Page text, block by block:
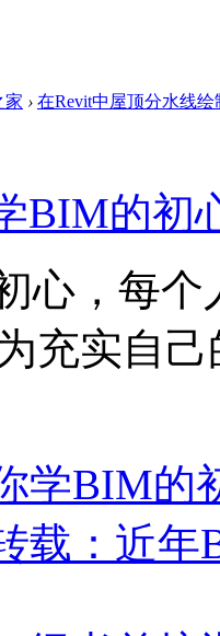
家 › 在Revit中屋顶分水线绘
BIM的初
心，每
充实自
学BIM的
载：近年